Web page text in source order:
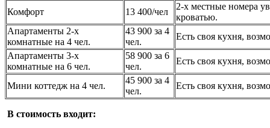
Комфорт
13 400/чел
2-х местные номера
кроватью.
Апартаменты 2-х
комнатные на 4 чел.
43 900 за 4
чел.
Есть своя кухня,
Апартаменты 3-х
комнатные на 6 чел.
58 900 за 6
чел.
Есть своя кухня,
Мини коттедж на 4 чел.
45 900 за 4
чел.
Есть своя кухня,
В стоимость входит: